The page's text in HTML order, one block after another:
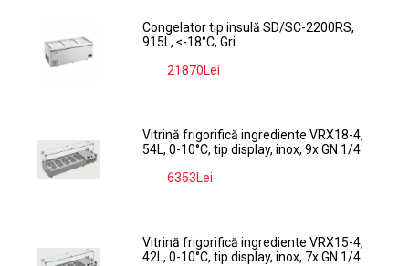
Congelator tip insulă SD/SC-2200RS,
915L, ≤-18°C, Gri
21870Lei
Vitrină frigorifică ingrediente VRX18-4,
54L, 0-10°C, tip display, inox, 9x GN 1/4
6353Lei
Vitrină frigorifică ingrediente VRX15-4,
42L, 0-10°C, tip display, inox, 7x GN 1/4